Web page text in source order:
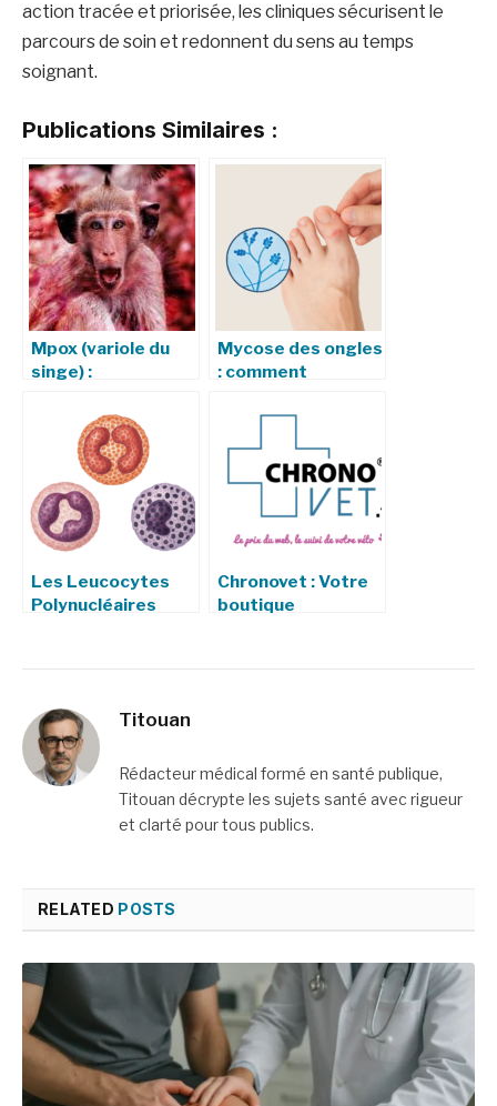
action tracée et priorisée, les cliniques sécurisent le
parcours de soin et redonnent du sens au temps
soignant.
Publications Similaires :
Mpox (variole du
singe) :
transmission,
prévention et
traitement
Mycose des ongles
: comment
infection à
rubrum ?
Les Leucocytes
Polynucléaires
Chronovet : Votre
boutique
Titouan
Rédacteur médical formé en santé publique,
Titouan décrypte les sujets santé avec rigueur
et clarté pour tous publics.
RELATED POSTS